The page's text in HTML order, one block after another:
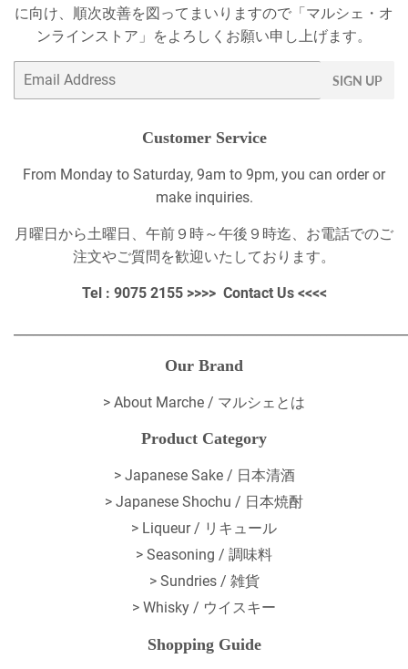
に向け、順次改善を図ってまいりますので「マルシェ・オ
ンラインストア」をよろしくお願い申し上げます。
Email
SIGN UP
Customer Service
From Monday to Saturday, 9am to 9pm, you can order or
make inquiries.
月曜日から土曜日、午前９時～午後９時迄、お電話でのご
注文やご質問を歓迎いたしております。
Tel : 9075 2155 >>>> Contact Us<<<<
Our Brand
> About Marche / マルシェとは
Product Category
> Japanese Sake / 日本清酒
> Japanese Shochu / 日本焼酎
> Liqueur / リキュール
> Seasoning / 調味料
> Sundries / 雑貨
> Whisky / ウイスキー
Shopping Guide